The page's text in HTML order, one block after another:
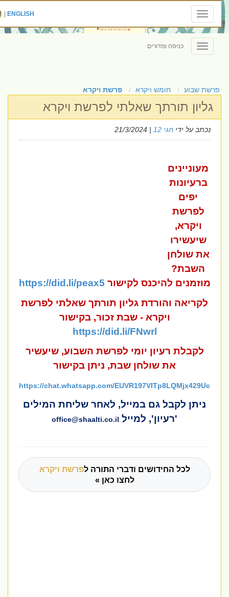
Toggle
navigation
ENGLISH
|
Toggle
navigation
כניסה ומדורים
פרשת שבוע חומש ויקרא פרשת ויקרא
גליון תורתך שאלתי לפרשת ויקרא
נכתב על ידיחגי 12 | 21/3/2024
מעוניינים
ברעיונות
יפים
לפרשת
ויקרא,
שיעשירו
את שולחן
השבת?
מוזמנים להיכנס לקישורhttps://did.li/peax5
לקריאה והורדת גליון תורתך שאלתי לפרשת
ויקרא - שבת זכור, בקישור
https://did.li/FNwrl
לקבלת רעיון יומי לפרשת השבוע, שיעשיר
את שולחן שבת, ניתן בקישור
https://chat.whatsapp.com/EUVR197VITp8LQMjx429Uc
ניתן לקבל גם במייל, לאחר שליחת המילים
'רעיון', למיילoffice@shaalti.co.il
לכל החידושים ודברי התורה לפרשת ויקרא
לחצו כאן »